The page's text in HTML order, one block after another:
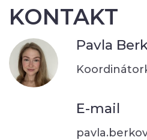
KONTAKT
Pavla
E-mail